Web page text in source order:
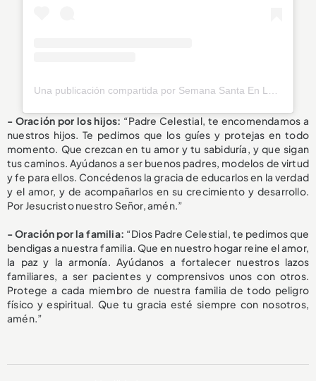
- Oración por los hijos: “Padre Celestial, te encomendamos a
nuestros hijos. Te pedimos que los guíes y protejas en todo
momento. Que crezcan en tu amor y tu sabiduría, y que sigan
tus caminos. Ayúdanos a ser buenos padres, modelos de virtud
y fe para ellos. Concédenos la gracia de educarlos en la verdad
y el amor, y de acompañarlos en su crecimiento y desarrollo.
Por Jesucristo nuestro Señor, amén.”
- Oración por la familia: “Dios Padre Celestial, te pedimos que
bendigas a nuestra familia. Que en nuestro hogar reine el amor,
la paz y la armonía. Ayúdanos a fortalecer nuestros lazos
familiares, a ser pacientes y comprensivos unos con otros.
Protege a cada miembro de nuestra familia de todo peligro
físico y espiritual. Que tu gracia esté siempre con nosotros,
amén.”